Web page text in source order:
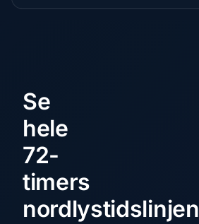
Se
hele
72-
timers
nordlystidslinjen